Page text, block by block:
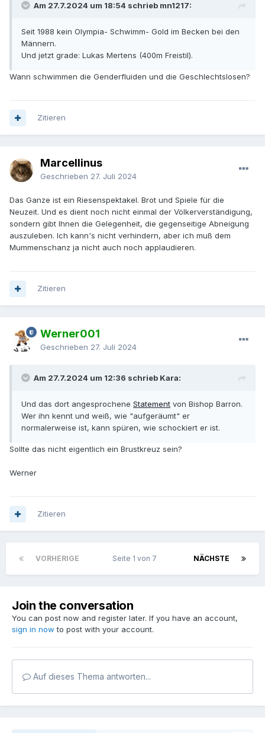
Am 27.7.2024 um 18:54 schrieb mn1217:
Seit 1988 kein Olympia- Schwimm- Gold im Becken bei den
Männern.
Und jetzt grade: Lukas Mertens (400m Freistil).
Wann schwimmen die Genderfluiden und die Geschlechtslosen?
Zitieren
Marcellinus
Geschrieben 27. Juli 2024
Das Ganze ist ein Riesenspektakel. Brot und Spiele für die
Neuzeit. Und es dient noch nicht einmal der Völkerverständigung,
sondern gibt Ihnen die Gelegenheit, die gegenseitige Abneigung
auszuleben. Ich kann's nicht verhindern, aber ich muß dem
Mummenschanz ja nicht auch noch applaudieren.
Zitieren
Werner001
Geschrieben 27. Juli 2024
Am 27.7.2024 um 12:36 schrieb Kara:
Und das dort angesprochene Statement von Bishop Barron.
Wer ihn kennt und weiß, wie "aufgeräumt" er
normalerweise ist, kann spüren, wie schockiert er ist.
Sollte das nicht eigentlich ein Brustkreuz sein?
Werner
Zitieren
VORHERIGE NÄCHSTE
Seite 1 von 7
Join the conversation
You can post now and register later. If you have an account,
sign in now to post with your account.
Auf dieses Thema antworten...